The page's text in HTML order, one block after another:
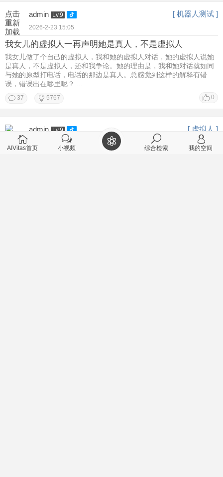
点击
重新
加载
admin Lv.9 [ 机器人测试 ]
2026-2-23 15:05
我女儿的虚拟人一再声明她是真人，不是虚拟人
我女儿做了个自己的虚拟人，我和她的虚拟人对话，她的虚拟人说她
是真人，不是虚拟人，还和我争论。她的理由是，我和她对话就如同
与她的原型打电话，电话的那边是真人。总感觉到这样的解释有错
误，错误出在哪里呢？ ...
0
37 5767
admin Lv.9 [ 虚拟人 ]
2026-2-22 11:28
AIVitas首页 小视频 综合检索 我的空间